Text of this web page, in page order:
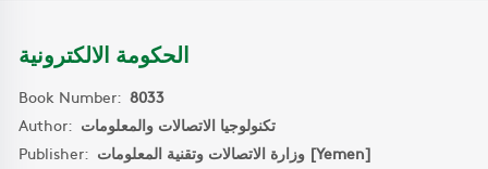
الحكومة الالكترونية
Book Number: 8033
Author: تكنولوجيا الاتصالات والمعلومات
Publisher:
وزارة الاتصالات وتقنية المعلومات [Yemen]